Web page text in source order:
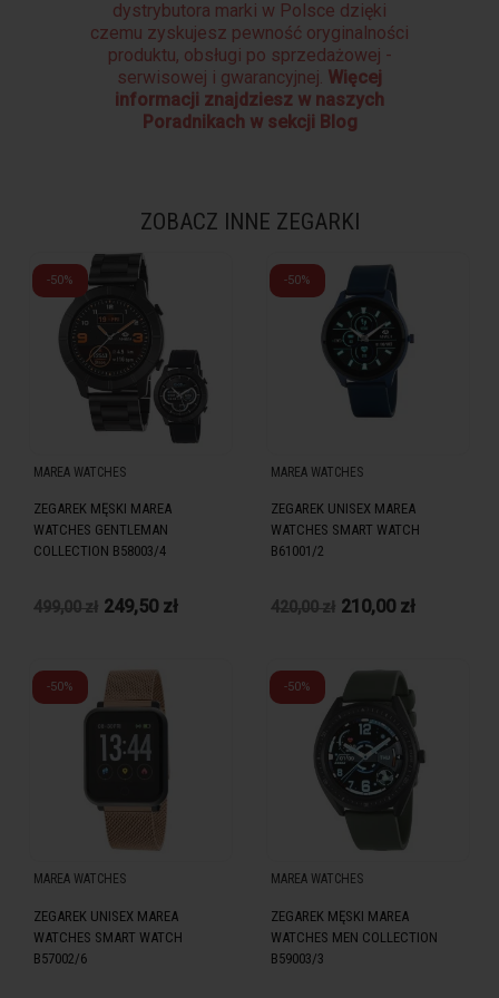
dystrybutora marki w Polsce dzięki
czemu zyskujesz pewność oryginalności
produktu, obsługi po sprzedażowej -
serwisowej i gwarancyjnej. Więcej
informacji znajdziesz w naszych
Poradnikach w sekcji Blog
ZOBACZ INNE ZEGARKI
-50%
MAREA WATCHES
ZEGAREK MĘSKI MAREA
WATCHES GENTLEMAN
COLLECTION B58003/4
499,00 zł 249,50 zł
-50%
MAREA WATCHES
ZEGAREK UNISEX MAREA
WATCHES SMART WATCH
B61001/2
420,00 zł 210,00 zł
-50%
MAREA WATCHES
ZEGAREK UNISEX MAREA
WATCHES SMART WATCH
B57002/6
-50%
MAREA WATCHES
ZEGAREK MĘSKI MAREA
WATCHES MEN COLLECTION
B59003/3